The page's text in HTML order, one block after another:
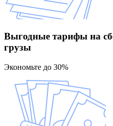
Выгодные тарифы на
грузы
Экономьте до 30%